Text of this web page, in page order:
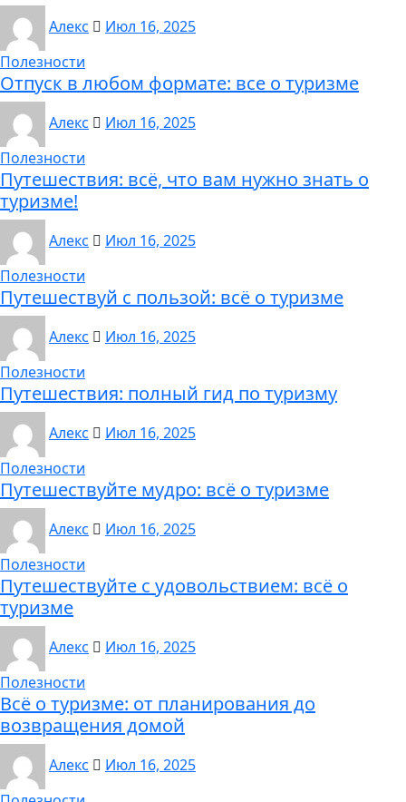
Алекс
Июл 16, 2025
Полезности
Отпуск в любом формате: все о туризме
Алекс
Июл 16, 2025
Полезности
Путешествия: всё, что вам нужно знать о
туризме!
Алекс
Июл 16, 2025
Полезности
Путешествуй с пользой: всё о туризме
Алекс
Июл 16, 2025
Полезности
Путешествия: полный гид по туризму
Алекс
Июл 16, 2025
Полезности
Путешествуйте мудро: всё о туризме
Алекс
Июл 16, 2025
Полезности
Путешествуйте с удовольствием: всё о
туризме
Алекс
Июл 16, 2025
Полезности
Всё о туризме: от планирования до
возвращения домой
Алекс
Июл 16, 2025